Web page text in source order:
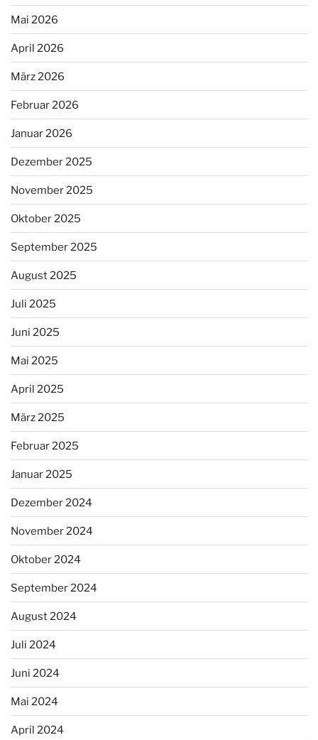
Mai 2026
April 2026
März 2026
Februar 2026
Januar 2026
Dezember 2025
November 2025
Oktober 2025
September 2025
August 2025
Juli 2025
Juni 2025
Mai 2025
April 2025
März 2025
Februar 2025
Januar 2025
Dezember 2024
November 2024
Oktober 2024
September 2024
August 2024
Juli 2024
Juni 2024
Mai 2024
April 2024